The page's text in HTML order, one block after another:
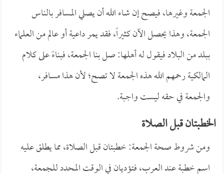
الجمعة وغيرها، فيصح إن شاء الله أن يصلي المسافر بالناس
الجمعة، وهذا يحصل الآن كثيراً، فقد يمر داعية أو عالم من العلماء
ببلد من البلاد فيقول له أهلها: صل بنا الجمعة، فبناءً على كلام
المالكية رحمهم الله هذه الجمعة لا تصح؛ لأن هذا مسافر،
والجمعة في حقه ليست واجبة.
الخطبتان قبل الصلاة
ومن شروط صحة الجمعة: خطبتان قبل الصلاة، مما يطلق عليه
اسم خطبة عند العرب، فتؤديان في الوقت المحدد للجمعة،